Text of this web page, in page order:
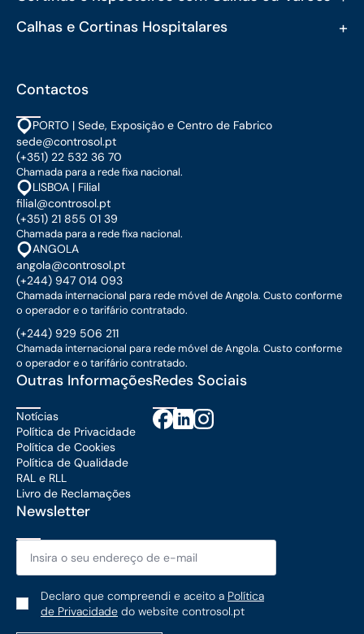
Calhas e Cortinas Hospitalares +
Contactos
PORTO | Sede, Exposição e Centro de Fabrico
sede@controsol.pt
(+351) 22 532 36 70
Chamada para a rede fixa nacional.
LISBOA | Filial
filial@controsol.pt
(+351) 21 855 01 39
Chamada para a rede fixa nacional.
ANGOLA
angola@controsol.pt
(+244) 947 014 093
Chamada internacional para rede móvel de Angola. Custo conforme
o operador e o tarifário contratado.
(+244) 929 506 211
Chamada internacional para rede móvel de Angola. Custo conforme
o operador e o tarifário contratado.
Outras Informações
Notícias
Política de Privacidade
Política de Cookies
Política de Qualidade
RAL e RLL
Livro de Reclamações
Redes Sociais
Newsletter
Email
Política
de
Declaro que compreendi e aceito a Política
de Privacidade do website controsol.pt